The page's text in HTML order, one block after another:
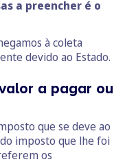
a preencher é o
à coleta
devido ao Estado.
a pagar ou
que se deve ao
imposto que lhe foi
os